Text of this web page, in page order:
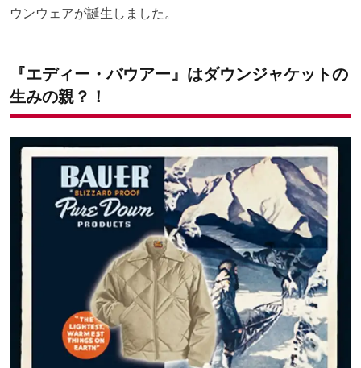
ウンウェアが誕生しました。
『エディー・バウアー』はダウンジャケットの
生みの親？！